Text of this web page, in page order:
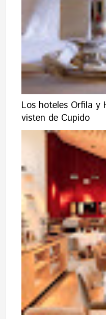
Los hoteles Orfila y
visten de Cupido